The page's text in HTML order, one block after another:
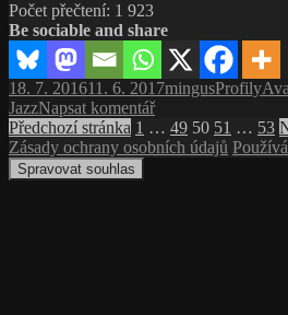
mapuje,
kudy
vede
hranice
Počet přečtení: 1 923
Be sociable and share
Publikováno:
18. 7. 201611. 6. 2017Autor:
mingusRubriky:
Profily
JazzNapsat komentářpro
text
s
Stránkování
příspěvků
Předchozí stránka Stránka:
1 … Stránka:
49 Stránka:
50 Stránka:
51 … 53
Zásady ochrany osobních údajů
Spravovat souhlas